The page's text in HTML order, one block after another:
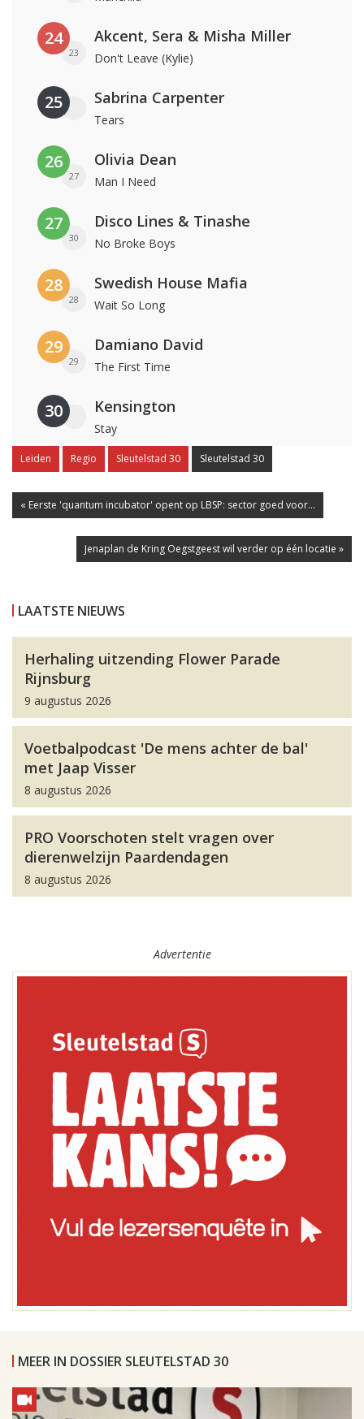
24
23
Akcent, Sera & Misha Miller
Don't Leave (Kylie)
25 Sabrina Carpenter
Tears
26
27
Olivia Dean
Man I Need
27
30
Disco Lines & Tinashe
No Broke Boys
28
28
Swedish House Mafia
Wait So Long
29
29
Damiano David
The First Time
30 Kensington
Stay
Leiden Regio Sleutelstad 30 Sleutelstad 30
« Eerste 'quantum incubator' opent op LBSP: sector goed voor...
Jenaplan de Kring Oegstgeest wil verder op één locatie »
LAATSTE NIEUWS
Herhaling uitzending Flower Parade
Rijnsburg
9 augustus 2026
Voetbalpodcast 'De mens achter de bal'
met Jaap Visser
8 augustus 2026
PRO Voorschoten stelt vragen over
dierenwelzijn Paardendagen
8 augustus 2026
Advertentie
MEER IN DOSSIER SLEUTELSTAD 30